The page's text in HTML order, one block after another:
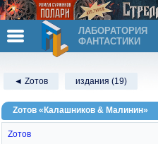
ЛАБОРАТОРИЯ
ФАНТАСТИКИ
◄ Zотов издания (19)
Zотов «Калашников & Малинин»
Zотов